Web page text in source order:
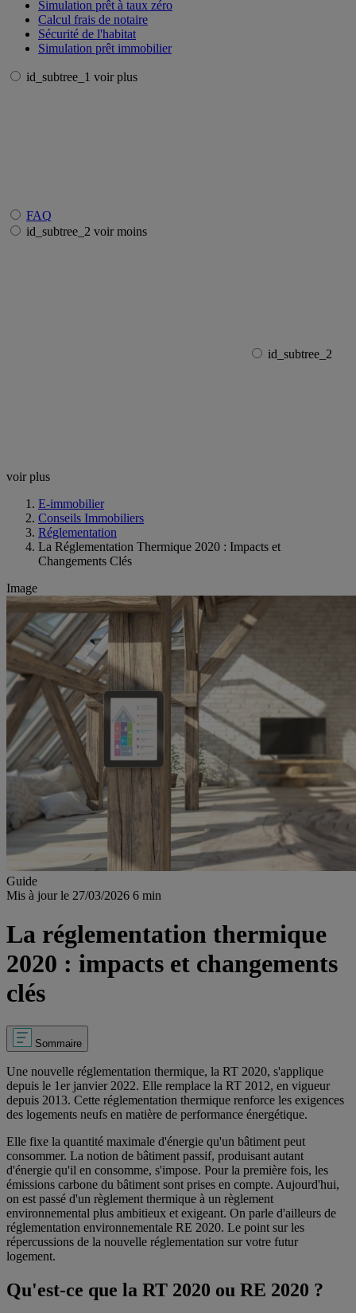
Simulation prêt à taux zéro
Calcul frais de notaire
Sécurité de l'habitat
Simulation prêt immobilier
id_subtree_1 voir plus
FAQ
id_subtree_2 voir moins
id_subtree_2
voir plus
E-immobilier
Conseils Immobiliers
Réglementation
La Réglementation Thermique 2020 : Impacts et
Changements Clés
Image
Guide
Mis à jour le 27/03/2026 6 min
La réglementation thermique
2020 : impacts et changements
clés
Sommaire
Une nouvelle réglementation thermique, la RT 2020, s'applique
depuis le 1er janvier 2022. Elle remplace la RT 2012, en vigueur
depuis 2013. Cette réglementation thermique renforce les exigences
des logements neufs en matière de performance énergétique.
Elle fixe la quantité maximale d'énergie qu'un bâtiment peut
consommer. La notion de bâtiment passif, produisant autant
d'énergie qu'il en consomme, s'impose. Pour la première fois, les
émissions carbone du bâtiment sont prises en compte. Aujourd'hui,
on est passé d'un règlement thermique à un règlement
environnemental plus ambitieux et exigeant. On parle d'ailleurs de
réglementation environnementale RE 2020. Le point sur les
répercussions de la nouvelle réglementation sur votre futur
logement.
Qu'est-ce que la RT 2020 ou RE 2020 ?